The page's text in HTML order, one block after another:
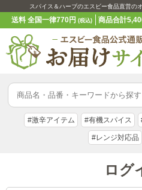
スパイス＆ハーブのエスビー食品直営の
送料 全国一律770円(税込) 商品合計
#激辛アイテム #有機スパイス
#レンジ対応品
ログ